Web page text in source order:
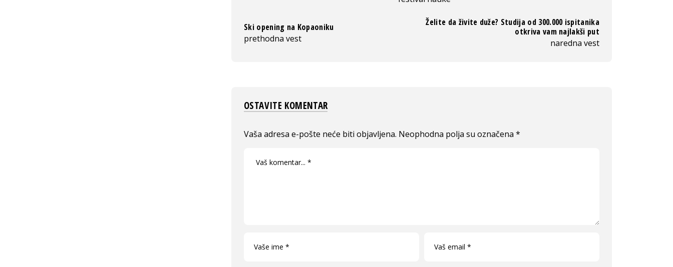
Ski opening na Kopaoniku
prethodna vest
Želite da živite duže? Studija od 300.000 ispitanika
otkriva vam najlakši put
naredna vest
OSTAVITE KOMENTAR
Vaša adresa e-pošte neće biti objavljena. Neophodna polja su označena *